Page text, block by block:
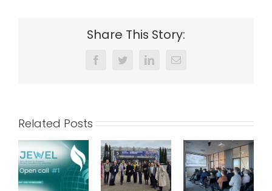
Share This Story:
FacebookTwitterLinkedInEmail
Related Posts